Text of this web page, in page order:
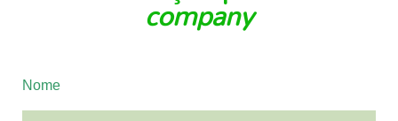
company
Nome